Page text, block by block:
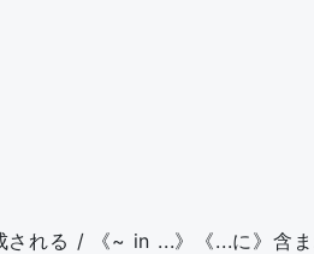
される / 《~ in ...》《...に》含